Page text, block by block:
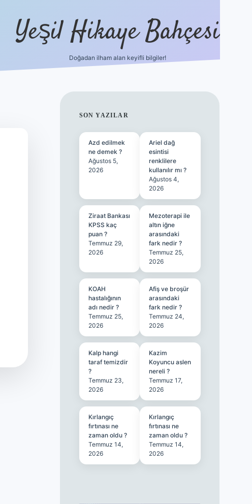
Yeşil Hikaye Bahçesi
Doğadan ilham alan keyifli bilgiler!
SIDEBAR
SON YAZILAR
Azd edilmek
ne demek ?
Ağustos 5,
2026
Ariel dağ
esintisi
renklilere
kullanılır mı ?
Ağustos 4,
2026
Ziraat Bankası
KPSS kaç
puan ?
Temmuz 29,
2026
Mezoterapi ile
altın iğne
arasındaki
fark nedir ?
Temmuz 25,
2026
KOAH
hastalığının
adı nedir ?
Temmuz 25,
2026
Afiş ve broşür
arasındaki
fark nedir ?
Temmuz 24,
2026
Kalp hangi
taraf temizdir
?
Temmuz 23,
2026
Kazim
Koyuncu aslen
nereli ?
Temmuz 17,
2026
Kırlangıç
fırtınası ne
zaman oldu ?
Temmuz 14,
2026
Kırlangıç
fırtınası ne
zaman oldu ?
Temmuz 14,
2026
ilbet güncel giriş adresiilbet